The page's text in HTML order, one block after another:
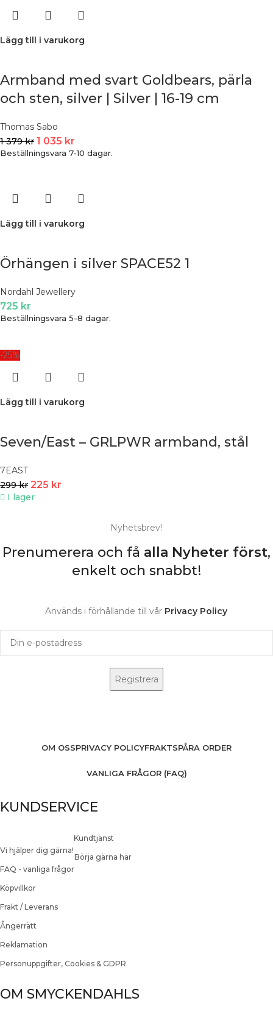
Lägg till i varukorg
Armband med svart Goldbears, pärla
och sten, silver | Silver | 16-19 cm
Thomas Sabo
1 379kr 1 035 kr
Beställningsvara 7-10 dagar.
Lägg till i varukorg
Örhängen i silver SPACE52 1
Nordahl Jewellery
725 kr
Beställningsvara 5-8 dagar.
-25%
Lägg till i varukorg
Seven/East – GRLPWR armband, stål
7EAST
299kr 225 kr
I lager
Nyhetsbrev!
Prenumerera och få alla Nyheter först,
enkelt och snabbt!
Används i förhållande till vår Privacy Policy
OM OSSPRIVACY POLICYFRAKTSPÅRA ORDER
VANLIGA FRÅGOR (FAQ)
KUNDSERVICE
Vi hjälper dig gärna!
Kundtjänst
FAQ - vanliga frågor
Börja gärna här
Köpvillkor
Frakt / Leverans
Ångerrätt
Reklamation
Personuppgifter, Cookies & GDPR
OM SMYCKENDAHLS